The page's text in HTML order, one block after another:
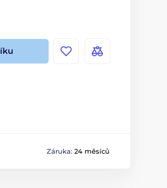
Záruka: 24 měsíců